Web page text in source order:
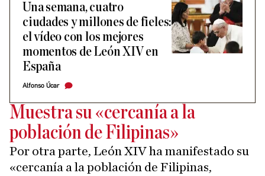
Una semana, cuatro
ciudades y millones de fieles:
el vídeo con los mejores
momentos de León XIV en
España
Alfonso Úcar
Muestra su «cercanía a la
población de Filipinas»
Por otra parte, León XIV ha manifestado su
«cercanía a la población de Filipinas,